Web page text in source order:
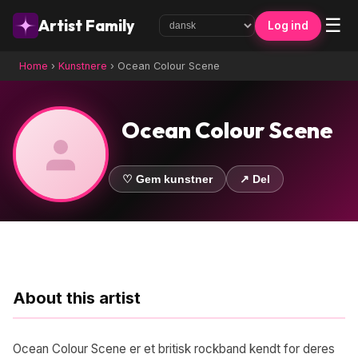
Artist Family Log ind ☰
Home › Kunstnere › Ocean Colour Scene
Ocean Colour Scene
♡ Gem kunstner ↗ Del
About this artist
Ocean Colour Scene er et britisk rockband kendt for deres